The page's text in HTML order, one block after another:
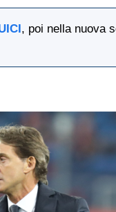
, poi nella nuova